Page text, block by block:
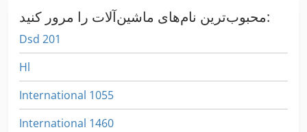
محبوب‌ترین نام‌های ماشین‌آلات را مرور کنید:
Dsd 201
Hl
International 1055
International 1460